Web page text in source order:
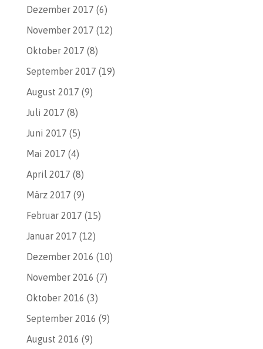
Dezember 2017 (6)
November 2017 (12)
Oktober 2017 (8)
September 2017 (19)
August 2017 (9)
Juli 2017 (8)
Juni 2017 (5)
Mai 2017 (4)
April 2017 (8)
März 2017 (9)
Februar 2017 (15)
Januar 2017 (12)
Dezember 2016 (10)
November 2016 (7)
Oktober 2016 (3)
September 2016 (9)
August 2016 (9)